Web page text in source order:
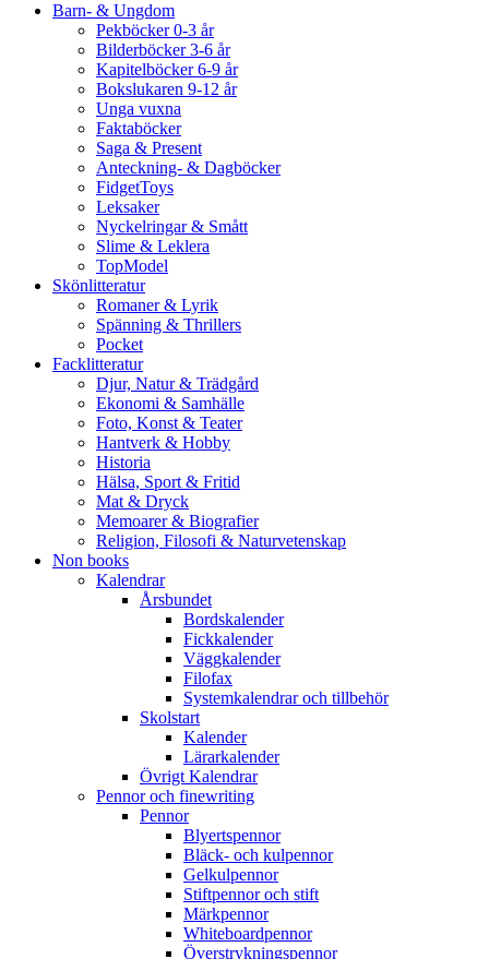
Barn- & Ungdom
Pekböcker 0-3 år
Bilderböcker 3-6 år
Kapitelböcker 6-9 år
Bokslukaren 9-12 år
Unga vuxna
Faktaböcker
Saga & Present
Anteckning- & Dagböcker
FidgetToys
Leksaker
Nyckelringar & Smått
Slime & Leklera
TopModel
Skönlitteratur
Romaner & Lyrik
Spänning & Thrillers
Pocket
Facklitteratur
Djur, Natur & Trädgård
Ekonomi & Samhälle
Foto, Konst & Teater
Hantverk & Hobby
Historia
Hälsa, Sport & Fritid
Mat & Dryck
Memoarer & Biografier
Religion, Filosofi & Naturvetenskap
Non books
Kalendrar
Årsbundet
Bordskalender
Fickkalender
Väggkalender
Filofax
Systemkalendrar och tillbehör
Skolstart
Kalender
Lärarkalender
Övrigt Kalendrar
Pennor och finewriting
Pennor
Blyertspennor
Bläck- och kulpennor
Gelkulpennor
Stiftpennor och stift
Märkpennor
Whiteboardpennor
Överstrykningspennor